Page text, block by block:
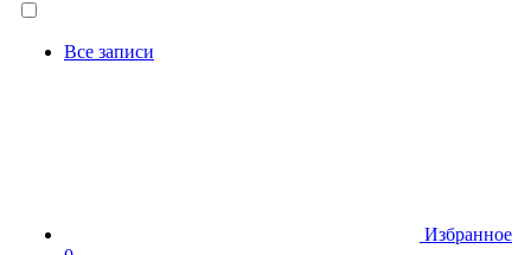
Все записи
Избранное